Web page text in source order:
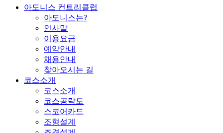
아도니스 컨트리클럽
아도니스는?
인사말
이용요금
예약안내
채용안내
찾아오시는 길
코스소개
코스소개
코스공략도
스코어카드
조형설계